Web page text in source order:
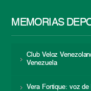
MEMORIAS
Club Veloz
Venezuela
Vera Fortique: voz de